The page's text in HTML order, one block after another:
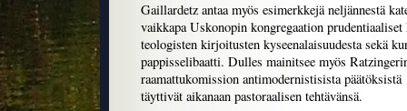
Gaillardetz antaa myös esimerkkejä neljännestä
vaikkapa Uskonopin kongregaation
teologisten kirjoitusten kyseenalaisuudesta sekä
pappisselibaatti. Dulles mainitsee myös
raamattukomission antimodernistisista
täyttivät aikanaan pastoraalisen tehtävänsä.